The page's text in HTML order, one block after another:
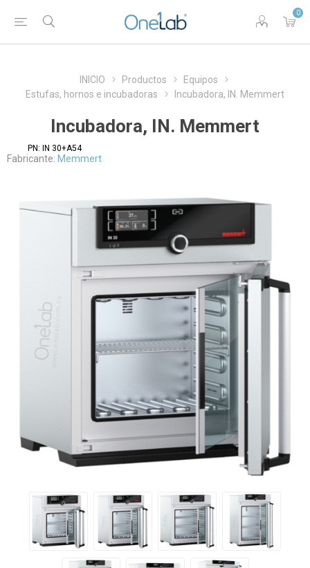
0
INICIO Productos
Equipos
Estufas, hornos e incubadoras
Incubadora, IN. Memmert
Incubadora, IN. Memmert
PN: IN 30+A54
Fabricante: Memmert